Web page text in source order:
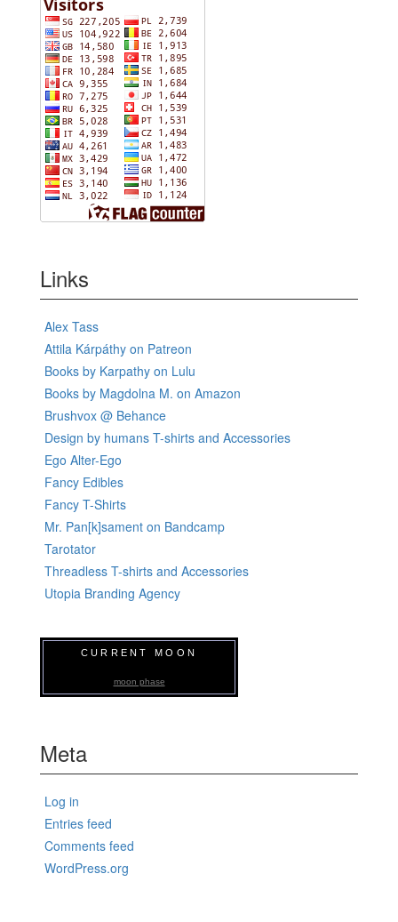
Links
Alex Tass
Attila Kárpáthy on Patreon
Books by Karpathy on Lulu
Books by Magdolna M. on Amazon
Brushvox @ Behance
Design by humans T-shirts and Accessories
Ego Alter-Ego
Fancy Edibles
Fancy T-Shirts
Mr. Pan[k]sament on Bandcamp
Tarotator
Threadless T-shirts and Accessories
Utopia Branding Agency
CURRENT MOON
moon phase
Meta
Log in
Entries feed
Comments feed
WordPress.org